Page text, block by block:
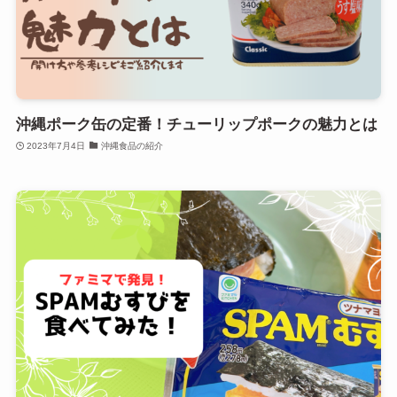
沖縄ポーク缶の定番！チューリップポークの魅力とは
2023年7月4日 沖縄食品の紹介